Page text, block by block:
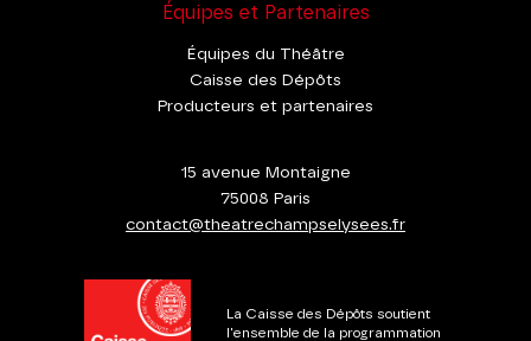
Équipes et Partenaires
Équipes du Théâtre
Caisse des Dépôts
Producteurs et partenaires
15 avenue Montaigne
75008 Paris
contact@theatrechampselysees.fr
La Caisse des Dépôts soutient
l'ensemble de la programmation